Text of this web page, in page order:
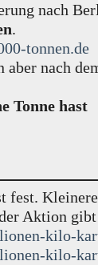
nach
.
tonnen.de
nach
Tonne hast
Aktion
kilo-
kilo-